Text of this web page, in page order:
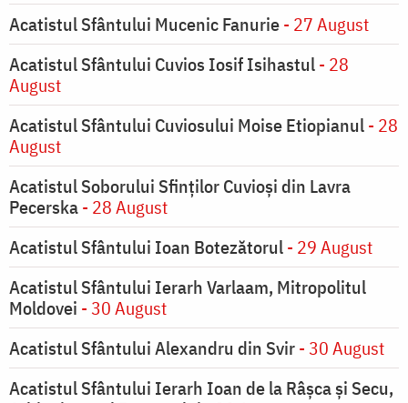
Acatistul Sfântului Mucenic Fanurie- 27 August
Acatistul Sfântului Cuvios Iosif Isihastul- 28
August
Acatistul Sfântului Cuviosului Moise Etiopianul- 28
August
Acatistul Soborului Sfinților Cuvioși din Lavra
Pecerska- 28 August
Acatistul Sfântului Ioan Botezătorul- 29 August
Acatistul Sfântului Ierarh Varlaam, Mitropolitul
Moldovei - 30 August
Acatistul Sfântului Alexandru din Svir- 30 August
Acatistul Sfântului Ierarh Ioan de la Râşca şi Secu,